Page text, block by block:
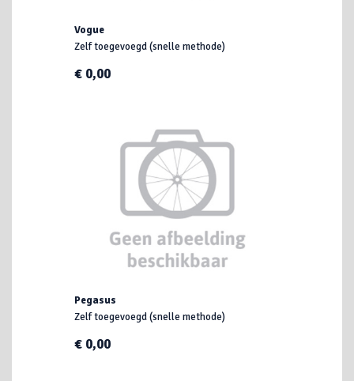
Vogue
Zelf toegevoegd (snelle methode)
€ 0,00
Pegasus
Zelf toegevoegd (snelle methode)
€ 0,00